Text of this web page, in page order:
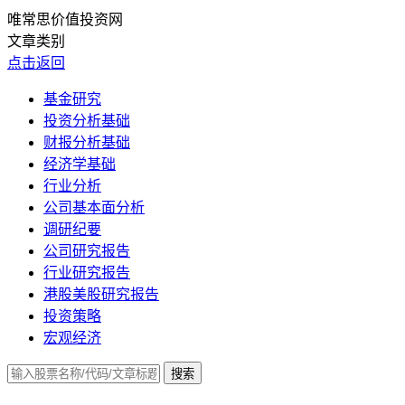
唯常思价值投资网
文章类别
点击返回
基金研究
投资分析基础
财报分析基础
经济学基础
行业分析
公司基本面分析
调研纪要
公司研究报告
行业研究报告
港股美股研究报告
投资策略
宏观经济